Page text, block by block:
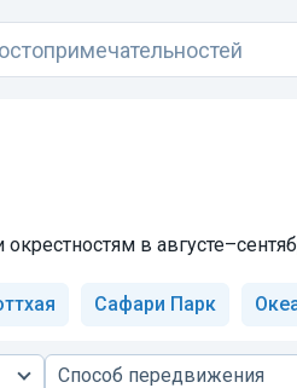
в
Сафари Парк
Способ передвижения